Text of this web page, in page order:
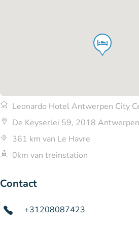
Leonardo Hotel Antwerpen City
De Keyserlei 59, 2018 Antwerpen
361 km van Le Havre
0km van treinstation
Contact
+31208087423